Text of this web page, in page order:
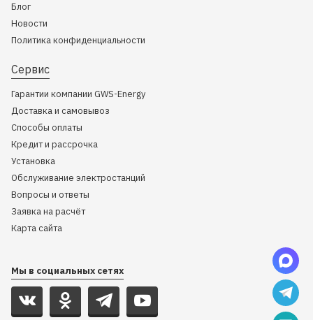
Блог
Новости
Политика конфиденциальности
Сервис
Гарантии компании GWS-Energy
Доставка и самовывоз
Способы оплаты
Кредит и рассрочка
Установка
Обслуживание электростанций
Вопросы и ответы
Заявка на расчёт
Карта сайта
Мы в социальных сетях